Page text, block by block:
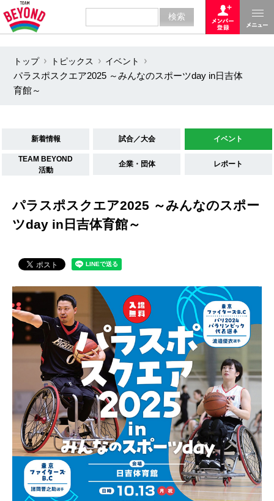
トップ トピックス
イベント
パラスポスクエア2025 ～みんなのスポーツday in日吉体
育館～
新着情報 試合／大会 イベント
TEAM BEYOND
活動
企業・団体 レポート
パラスポスクエア2025 ～みんなのスポー
ツday in日吉体育館～